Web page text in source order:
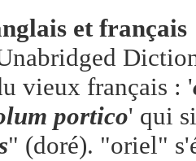
et
vieux français : '
portico' qui
" (doré). "oriel"